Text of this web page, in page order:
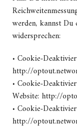
werden, kannst Du
widersprechen:
• Cookie-
http://
• Cookie-
Website: http://
• Cookie-
http://